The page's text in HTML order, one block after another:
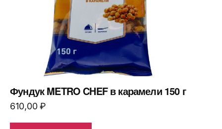
Фундук METRO CHEF в карамели 150 г
610,00₽